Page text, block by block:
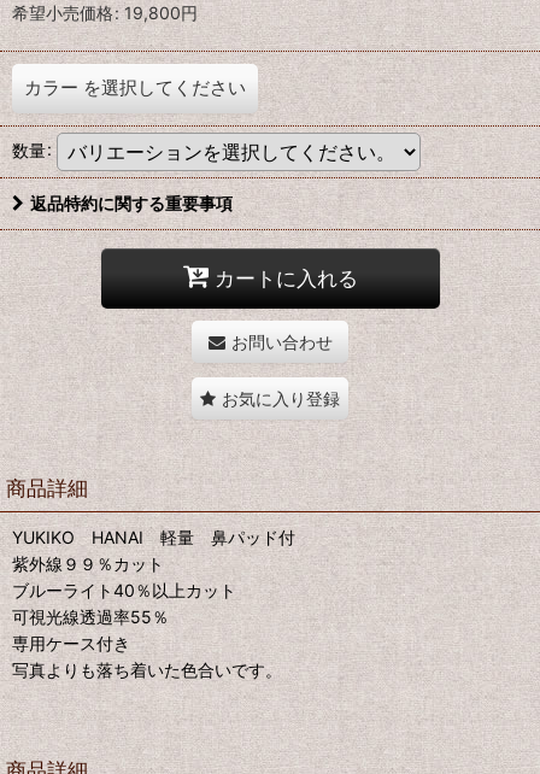
希望小売価格: 19,800円
カラー を選択してください
数量:
返品特約に関する重要事項
カートに入れる
お問い合わせ
お気に入り登録
商品詳細
YUKIKO HANAI 軽量 鼻パッド付
紫外線９９％カット
ブルーライト40％以上カット
可視光線透過率55％
専用ケース付き
写真よりも落ち着いた色合いです。